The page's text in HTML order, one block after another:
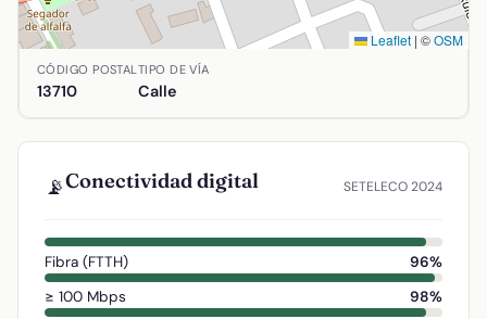
Leaflet | ©OSM
Ubicación de Infantas en Argamasilla de Alba, Ciudad
CÓDIGO POSTAL
13710
TIPO DE VÍA
Calle
📡Conectividad digital SETELECO 2024
Fibra (FTTH)
96%
≥ 100 Mbps
98%